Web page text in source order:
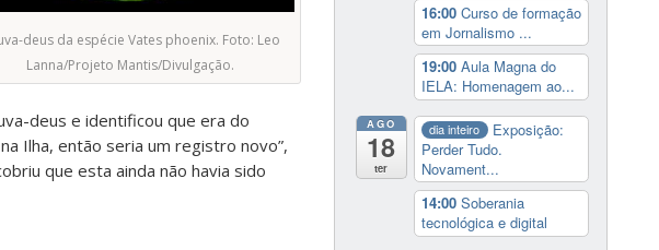
deus da espécie Vates phoenix. Foto: Leo
Lanna/Projeto Mantis/Divulgação.
deus e identificou que era do
Ilha, então seria um registro novo”,
que esta ainda não havia sido
16:00 Curso de formação
em Jornalismo ...
19:00 Aula Magna do
IELA: Homenagem ao...
AGO
18
ter
dia inteiro
Exposição:
Perder Tudo.
Novament...
14:00 Soberania
tecnológica e digital